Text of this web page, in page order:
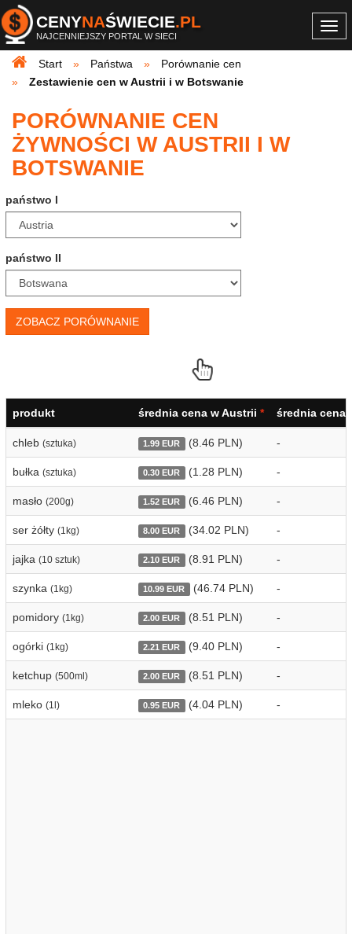
CENYNAŚWIECIE.PL
NAJCENNIEJSZY PORTAL W SIECI
Start
Państwa
Porównanie cen
Zestawienie cen w Austrii i w Botswanie
PORÓWNANIE CEN
ŻYWNOŚCI W AUSTRII I W
BOTSWANIE
państwo I
państwo II
produkt średnia cena w Austrii * średnia cena
chleb (sztuka) 1.99 EUR (8.46 PLN) -
bułka (sztuka) 0.30 EUR (1.28 PLN) -
masło (200g) 1.52 EUR (6.46 PLN) -
ser żółty (1kg) 8.00 EUR (34.02 PLN) -
jajka (10 sztuk) 2.10 EUR (8.91 PLN) -
szynka (1kg) 10.99 EUR (46.74 PLN) -
pomidory (1kg) 2.00 EUR (8.51 PLN) -
ogórki (1kg) 2.21 EUR (9.40 PLN) -
ketchup (500ml) 2.00 EUR (8.51 PLN) -
mleko (1l) 0.95 EUR (4.04 PLN) -